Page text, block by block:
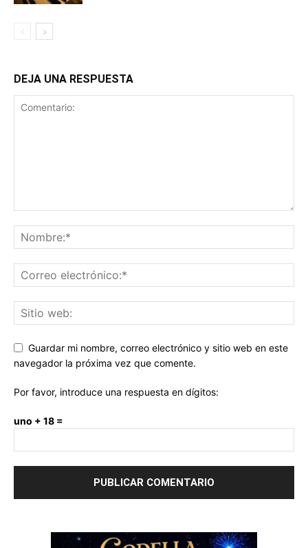
DEJA UNA RESPUESTA
Guardar mi nombre, correo electrónico y sitio web en este
navegador la próxima vez que comente.
Por favor, introduce una respuesta en dígitos:
uno + 18 =